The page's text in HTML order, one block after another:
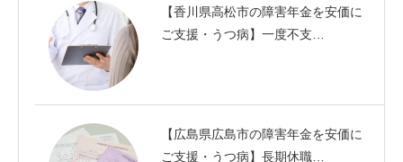
【香川県高松市の障害年金を安価に
ご支援・うつ病】一度不支…
【広島県広島市の障害年金を安価に
ご支援・うつ病】長期休職…